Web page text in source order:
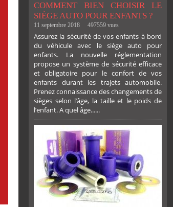
COMMENT BIEN CHOISIR LE
SIÈGE AUTO POUR ENFANTS ?
11 septembre 2018 497559 vues
Assurez la sécurité de vos enfants à bord
du véhicule avec le siège auto pour
enfants. La nouvelle réglementation
propose un système de sécurité efficace
et obligatoire pour le confort de vos
enfants durant les trajets automobile.
Prenez connaissance des changements de
sièges selon l’âge, la taille et le poids de
l’enfant. A quel âge......